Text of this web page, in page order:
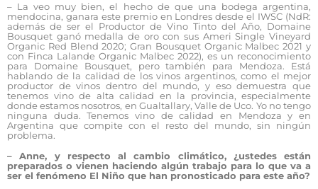
– La veo muy bien, el hecho de que una bodega argentina,
mendocina, ganara este premio en Londres desde el IWSC (NdR:
además de ser el Productor de Vino Tinto del Año, Domaine
Bousquet ganó medalla de oro con sus Ameri Single Vineyard
Organic Red Blend 2020; Gran Bousquet Organic Malbec 2021 y
con Finca Lalande Organic Malbec 2022), es un reconocimiento
para Domaine Bousquet, pero también para Mendoza. Está
hablando de la calidad de los vinos argentinos, como el mejor
productor de vinos dentro del mundo, y eso demuestra que
tenemos vino de alta calidad en la provincia, especialmente
donde estamos nosotros, en Gualtallary, Valle de Uco. Yo no tengo
ninguna duda. Tenemos vino de calidad en Mendoza y en
Argentina que compite con el resto del mundo, sin ningún
problema.
– Anne, y respecto al cambio climático, ¿ustedes están
preparados o vienen haciendo algún trabajo para lo que va a
ser el fenómeno El Niño que han pronosticado para este año?